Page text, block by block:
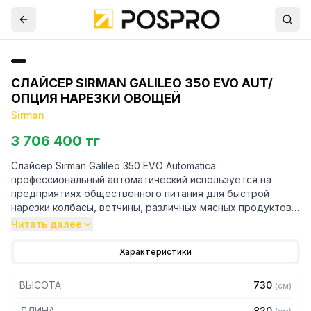
СЛАЙСЕР SIRMAN GALILEO 350 EVO AUT/
ОПЦИЯ НАРЕЗКИ ОВОЩЕЙ
Sirman
3 706 400 тг
Слайсер Sirman Galileo 350 EVO Automatica
профессиональный автоматический используется на
предприятиях общественного питания для быстрой
нарезки колбасы, ветчины, различных мясных продуктов,
а также овощей на аккуратные ломтики заданной
— Гравитационная модель с наклоном лезвия 38
— Корпус с закругленными углами без видимых болтовых
Читать далее
Характеристики
ВЫСОТА 730 (см)